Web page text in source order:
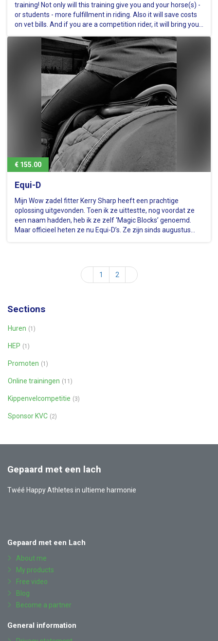
training! Not only will this training give you and your horse(s) -
or students - more fulfillment in riding. Also it will save costs
on vet bills. And if you are a competition rider, it will bring you
€ 155.00
Equi-D
Mijn Wow zadel fitter Kerry Sharp heeft een prachtige
oplossing uitgevonden. Toen ik ze uittestte, nog voordat ze
een naam hadden, heb ik ze zelf ‘Magic Blocks’ genoemd.
Maar officieel heten ze nu Equi-D’s. Ze zijn sinds augustus
1 2
Sections
Huren (1)
HEP (1)
Promoten (1)
Online trainingen (11)
Kippenvelcompetitie (3)
Sponsor KVC (2)
Gepaard met een lach
Twéé Happy Athletes in ultieme harmonie
Gepaard met een Lach
About me
My products
Free video
Blog
Become a partner
General information